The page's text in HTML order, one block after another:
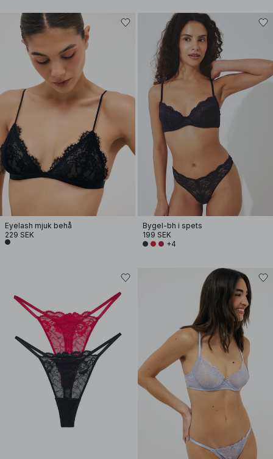
Eyelash mjuk behå
229 SEK
Bygel-bh i spets
199 SEK
+4